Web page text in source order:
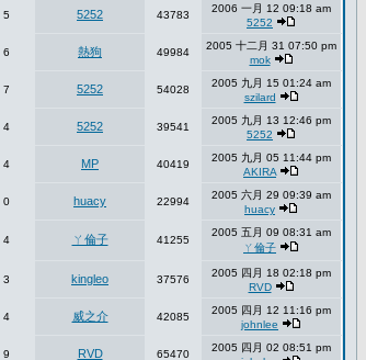
5 5252 43783
2006 一月 12 09:18 am
5252
6 熱狗 49984
2005 十二月 31 07:50 pm
mok
7 5252 54028
2005 九月 15 01:24 am
szilard
4 5252 39541
2005 九月 13 12:46 pm
5252
4 MP 40419
2005 九月 05 11:44 pm
AKIRA
0 huacy 22994
2005 六月 29 09:39 am
huacy
4 ㄚ倫子 41255
2005 五月 09 08:31 am
ㄚ倫子
3 kingleo 37576
2005 四月 18 02:18 pm
RVD
4 威之介 42085
2005 四月 12 11:16 pm
johnlee
9 RVD 65470
2005 四月 02 08:51 pm